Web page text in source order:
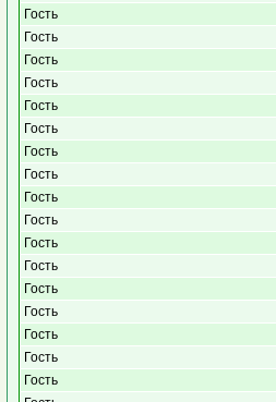
Гость
Гость
Гость
Гость
Гость
Гость
Гость
Гость
Гость
Гость
Гость
Гость
Гость
Гость
Гость
Гость
Гость